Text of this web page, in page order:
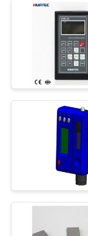
PRIVACY
POLICY